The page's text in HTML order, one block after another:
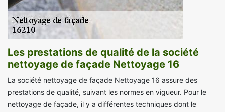
Les prestations de qualité de la société
nettoyage de façade Nettoyage 16
La société nettoyage de façade Nettoyage 16 assure des
prestations de qualité, suivant les normes en vigueur. Pour le
nettoyage de façade, il y a différentes techniques dont le